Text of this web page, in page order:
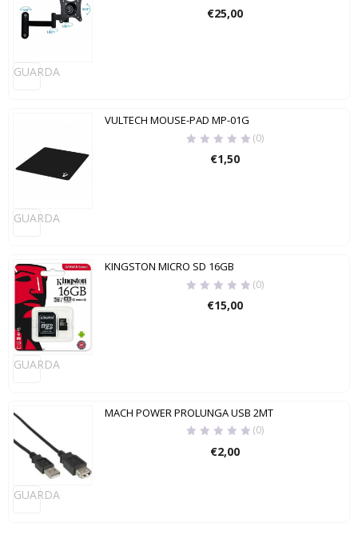
GUARDA
€25,00
GUARDA
VULTECH MOUSE-PAD MP-01G
(0)
€1,50
GUARDA
KINGSTON MICRO SD 16GB
(0)
€15,00
GUARDA
MACH POWER PROLUNGA USB 2MT
(0)
€2,00